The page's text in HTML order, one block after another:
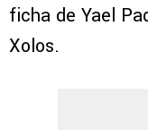
ficha de Yael
Xolos.